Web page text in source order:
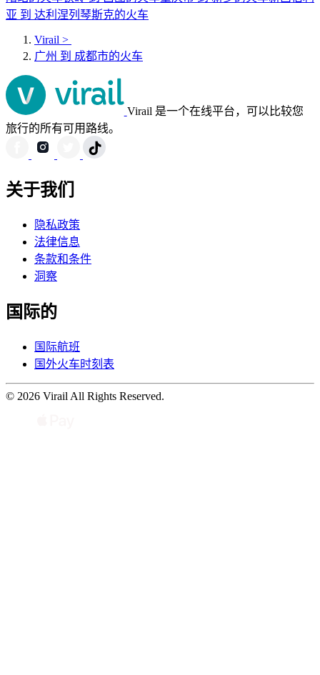
亚 到 达利涅列琴斯克的火车
Virail >
广州 到 成都市的火车
Virail 是一个在线平台，可以比较您
旅行的所有可用路线。
关于我们
隐私政策
法律信息
条款和条件
洞察
国际的
国际航班
国外火车时刻表
© 2026 Virail All Rights Reserved.